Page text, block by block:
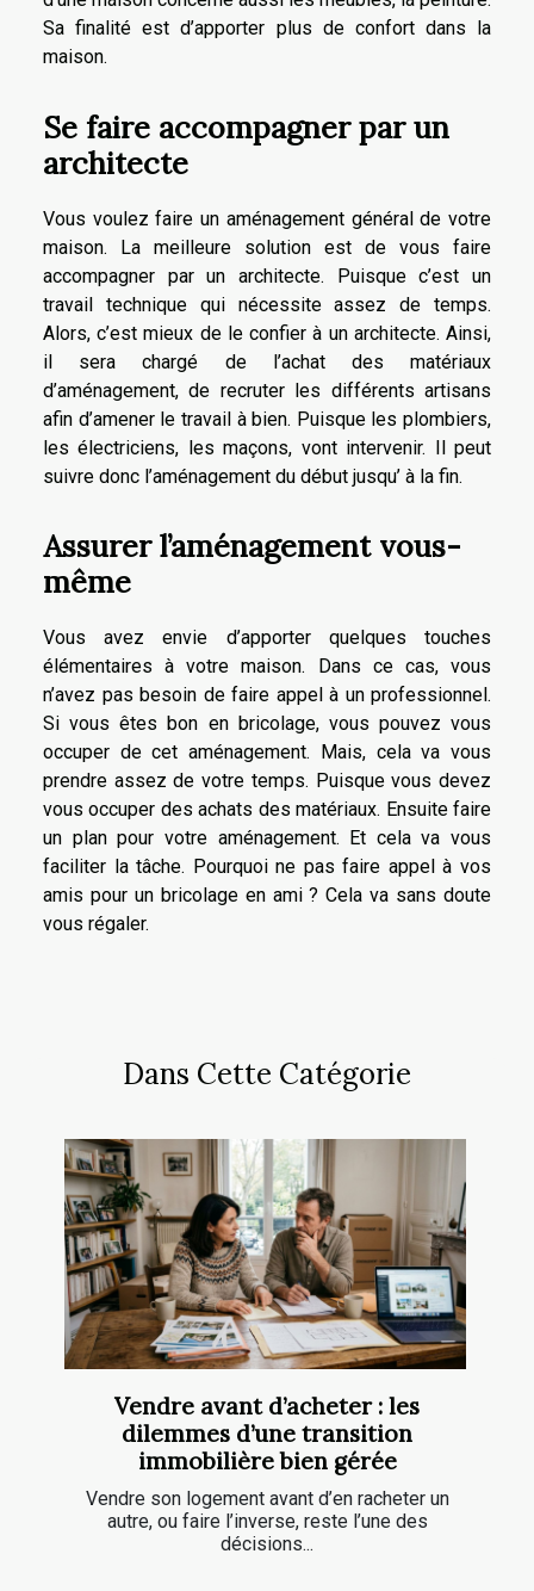
Sa finalité est d’apporter plus de confort dans la
maison.
Se faire accompagner par un
architecte
Vous voulez faire un aménagement général de votre
maison. La meilleure solution est de vous faire
accompagner par un architecte. Puisque c’est un
travail technique qui nécessite assez de temps.
Alors, c’est mieux de le confier à un architecte. Ainsi,
il sera chargé de l’achat des matériaux
d’aménagement, de recruter les différents artisans
afin d’amener le travail à bien. Puisque les plombiers,
les électriciens, les maçons, vont intervenir. Il peut
suivre donc l’aménagement du début jusqu’ à la fin.
Assurer l’aménagement vous-
même
Vous avez envie d’apporter quelques touches
élémentaires à votre maison. Dans ce cas, vous
n’avez pas besoin de faire appel à un professionnel.
Si vous êtes bon en bricolage, vous pouvez vous
occuper de cet aménagement. Mais, cela va vous
prendre assez de votre temps. Puisque vous devez
vous occuper des achats des matériaux. Ensuite faire
un plan pour votre aménagement. Et cela va vous
faciliter la tâche. Pourquoi ne pas faire appel à vos
amis pour un bricolage en ami ? Cela va sans doute
vous régaler.
Dans Cette Catégorie
Vendre avant d’acheter : les
dilemmes d’une transition
immobilière bien gérée
Vendre son logement avant d’en racheter un
autre, ou faire l’inverse, reste l’une des
décisions...